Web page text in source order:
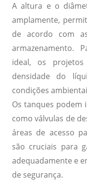
A altura e o
amplamente,
de acordo com
armazenamento.
ideal, os
densidade do
condições
Os tanques podem
comoválvulas de
áreas de acesso
são cruciais para
adequadamente e
de segurança.